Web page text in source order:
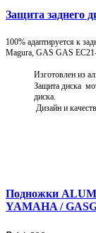
Защита заднего
100% адаптируется к
Magura, GAS GAS
Изготовлен из
Защита диска
диска.
Дизайн и
Подножки
YAMAHA /